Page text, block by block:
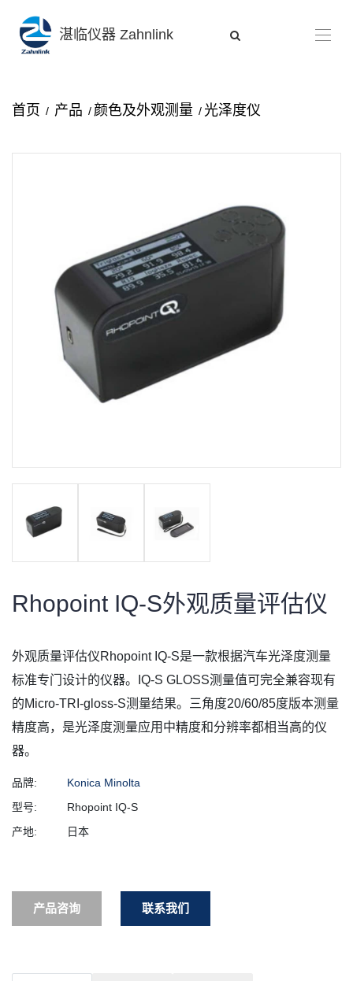
湛临仪器 Zahnlink
首页 产品 颜色及外观测量 光泽度仪
Rhopoint IQ-S外观质量评估仪
外观质量评估仪Rhopoint IQ-S是一款根据汽车光泽度测量
标准专门设计的仪器。IQ-S GLOSS测量值可完全兼容现有
的Micro-TRI-gloss-S测量结果。三角度20/60/85度版本测量
精度高，是光泽度测量应用中精度和分辨率都相当高的仪
器。
品牌:
Konica Minolta
型号:
Rhopoint IQ-S
产地:
日本
产品咨询 联系我们